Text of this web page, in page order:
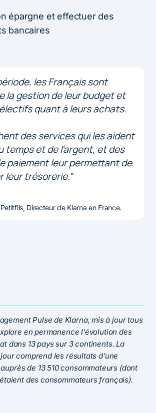
épargne et effectuer des
bancaires
les Français sont
la gestion de leur budget et
quant à leurs achats.
des services qui les aident
temps et de l’argent, et des
paiement leur permettant de
leur trésorerie.”
Directeur de Klarna en France.
Pulse de Klarna, mis à jour tous
en permanence l’évolution des
dans 13 pays sur 3 continents. La
comprend les résultats d’une
de 13 510 consommateurs (dont
des consommateurs français).